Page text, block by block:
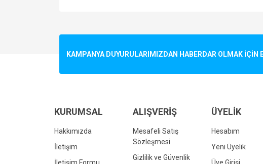
Ürün resmi kalitesiz, bozuk veya görüntülenemiyor.
Bu ürüne benzer farklı alternatifler olmalı.
KAMPANYA DUYURULARIMIZDAN HABERDAR OLMAK
KURUMSAL
Hakkımızda
İletişim
ALIŞVERİŞ
Mesafeli Satış
Sözleşmesi
Gizlilik ve Güvenlik
ÜYELİK
Hesabım
Yeni Üyelik